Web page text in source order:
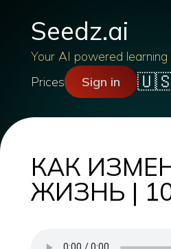
Seedz.ai
Your AI powered
Prices
Sign in
КАК
ЖИЗНЬ |